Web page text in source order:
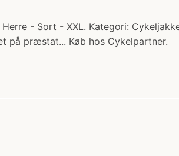
- Sort - XXL. Kategori:
på præstat... Køb hos Cykelpartner.